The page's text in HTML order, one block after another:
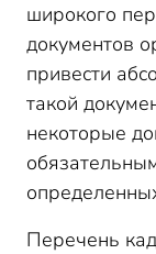
широкого
документов
привести
такой
некоторые
Перечень